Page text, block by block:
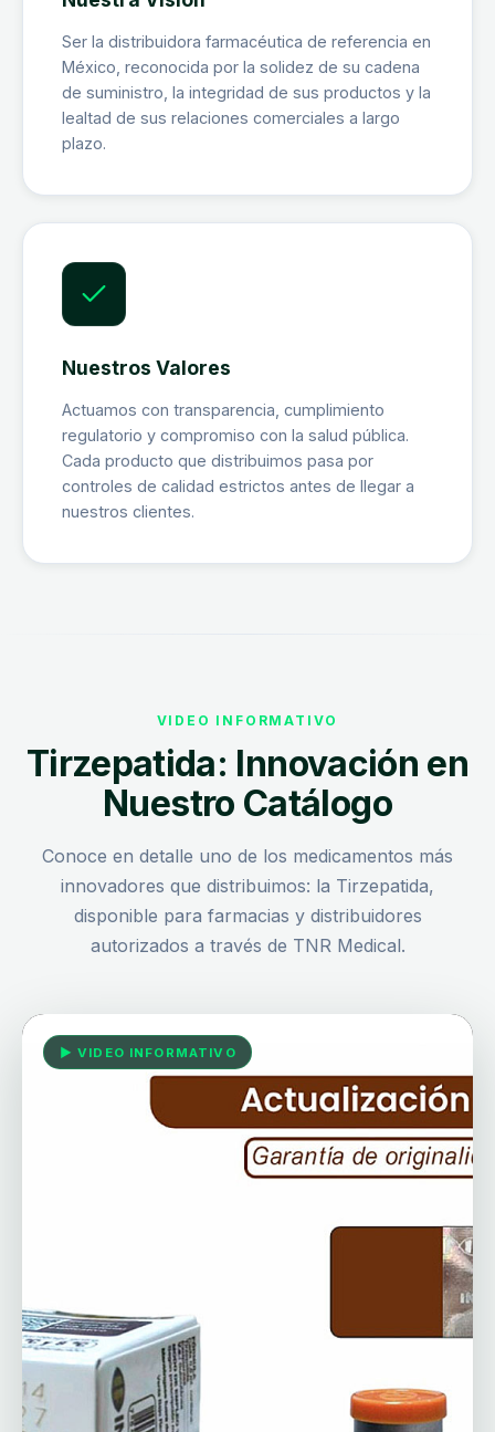
Ser la distribuidora farmacéutica de referencia en
México, reconocida por la solidez de su cadena
de suministro, la integridad de sus productos y la
lealtad de sus relaciones comerciales a largo
plazo.
Nuestros Valores
Actuamos con transparencia, cumplimiento
regulatorio y compromiso con la salud pública.
Cada producto que distribuimos pasa por
controles de calidad estrictos antes de llegar a
nuestros clientes.
VIDEO INFORMATIVO
Tirzepatida: Innovación en
Nuestro Catálogo
Conoce en detalle uno de los medicamentos más
innovadores que distribuimos: la Tirzepatida,
disponible para farmacias y distribuidores
autorizados a través de TNR Medical.
▶ VIDEO INFORMATIVO